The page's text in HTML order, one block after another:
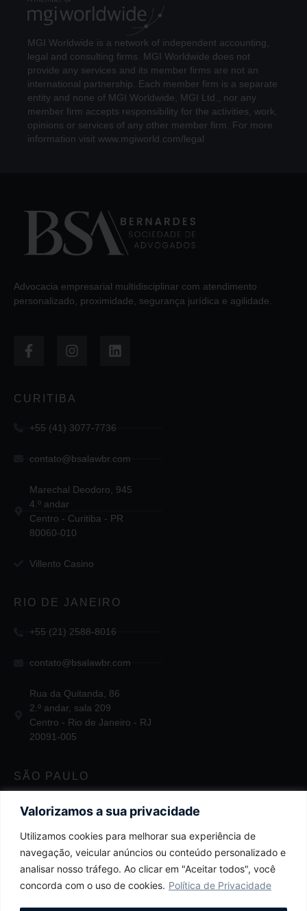
Valorizamos a sua privacidade
Utilizamos cookies para melhorar sua experiência de
navegação, veicular anúncios ou conteúdo personalizado e
analisar nosso tráfego. Ao clicar em "Aceitar todos", você
concorda com o uso de cookies. Política de Privacidade
MGI Worldwide is a network of independent accounting,
legal and consulting firms. MGI Worldwide does not
provide any services and its member firms are not an
international partnership. Each member firm is a separate
entity and none of MGI Worldwide, MGI Ltd., nor any
member firm accepts responsibility for the activities, work,
opinions or services of any other member firm. For more
information visit www.mgiworld.com/legal
Advocacia empresarial multidisciplinar com atendimento
personalizado, proximidade, segurança jurídica e agilidade.
CURITIBA
+55 (41) 3077-7736
contato@bsalawbr.com
Marechal Deodoro, 945
4.º andar
Centro - Curitiba - PR
80060-010
Villento Casino
RIO DE JANEIRO
+55 (21) 2588-8016
contato@bsalawbr.com
Rua da Quitanda, 86
2.º andar, sala 209
Centro - Rio de Janeiro - RJ
20091-005
SÃO PAULO
+55 11 2124-3747
contato@bsalawbr.com
Av. Juscelino Kubitschek, 1455
4.º andar